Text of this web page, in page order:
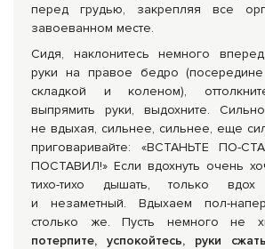
перед грудью, закрепляя все
завоеванном месте.
Сидя, наклонитесь немного
руки на правое бедро
складкой и коленом),
выпрямить руки, выдохните.
не вдыхая, сильнее, сильнее, еще
приговаривайте: «ВСТАНЬТЕ ПО-
ПОСТАВИЛ!» Если вдохнуть очень
тихо-тихо дышать, только
и незаметный. Вдыхаем пол-
столько же. Пусть немного не
потерпите, успокойтесь, руки